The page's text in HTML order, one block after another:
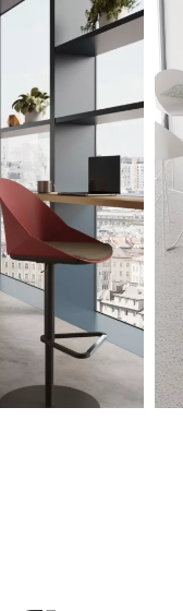
(images et